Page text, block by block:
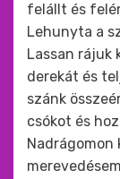
felállt és
Lehunyta a
Lassan rájuk
derekát és
szánk
csókot és